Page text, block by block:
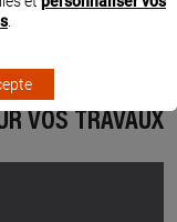
VOS TRAVAUX
.